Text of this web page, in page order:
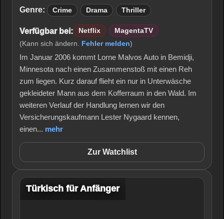
Genre:
Crime Drama Thriller
Verfügbar bei: Netflix
MagentaTV
(Kann sich ändern. Fehler melden)
Im Januar 2006 kommt Lorne Malvos Auto in Bemidji,
Minnesota nach einen Zusammenstoß mit einen Reh
zum liegen. Kurz darauf flieht ein nur in Unterwäsche
gekleideter Mann aus dem Kofferraum in den Wald. Im
weiteren Verlauf der Handlung lernen wir den
Versicherungskaufmann Lester Nygaard kennen,
einen... mehr
Zur Watchlist
Türkisch für Anfänger